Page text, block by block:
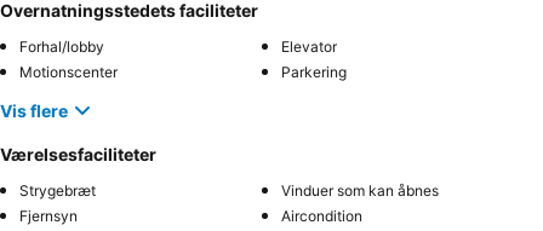
Overnatningsstedets faciliteter
Forhal/lobby
Elevator
Motionscenter
Parkering
Vis flere
Værelsesfaciliteter
Strygebræt
Vinduer som kan åbnes
Fjernsyn
Aircondition